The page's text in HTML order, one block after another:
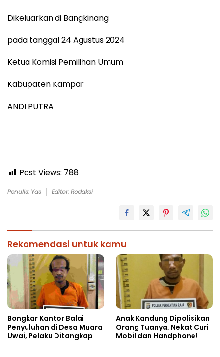
Dikeluarkan di Bangkinang
pada tanggal 24 Agustus 2024
Ketua Komisi Pemilihan Umum
Kabupaten Kampar
ANDI PUTRA
Post Views: 788
Penulis: Yas Editor: Redaksi
Rekomendasi untuk kamu
Bongkar Kantor Balai
Penyuluhan di Desa Muara
Uwai, Pelaku Ditangkap
Anak Kandung Dipolisikan
Orang Tuanya, Nekat Curi
Mobil dan Handphone!